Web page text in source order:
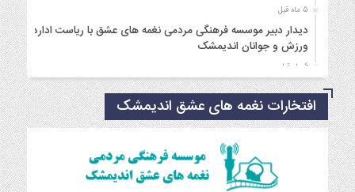
5 ماه قبل
دیدار دبیر موسسه فرهنگی مردمی نغمه های عشق با ریاست اداره
ورزش و جوانان اندیمشک
6 ماه قبل
مراسم دورهمی خانوادگی با عنوان کافه شادی مهدوی به مناسبت
نیمه شعبان و دهه فجر و هفته ی جوان در اندیمشک برگزار شد.
6 ماه قبل
مراسم جشن ولادت امام زمان (عج) و جشن فجر انقلاب اسلامی و
هفته ی جوان در اندیمشک برگزار شد.
افتخارات نغمه های عشق اندیمشک